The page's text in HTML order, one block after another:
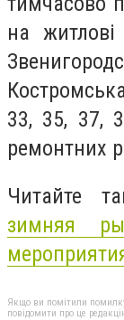
на
33, 35, 37,
ремонтних
Читайте
зимняя
Якщо ви помітили
повідомити про це